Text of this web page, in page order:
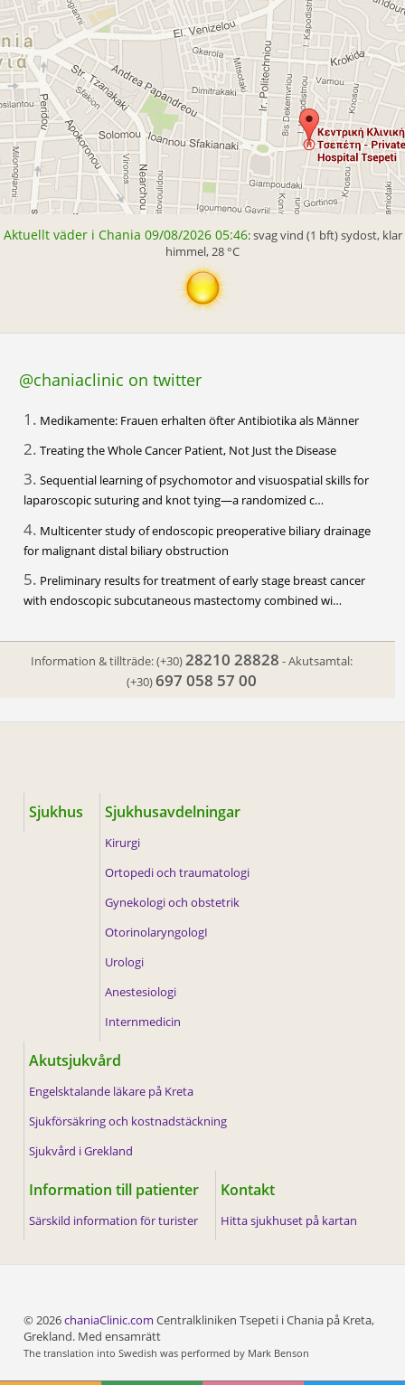
Aktuellt väder i Chania 09/08/2026 05:46: svag vind (1 bft) sydost, klar
himmel, 28 °C
@chaniaclinic on twitter
1. Medikamente: Frauen erhalten öfter Antibiotika als Männer
2. Treating the Whole Cancer Patient, Not Just the Disease
3. Sequential learning of psychomotor and visuospatial skills for
laparoscopic suturing and knot tying—a randomized c…
4. Multicenter study of endoscopic preoperative biliary drainage
for malignant distal biliary obstruction
5. Preliminary results for treatment of early stage breast cancer
with endoscopic subcutaneous mastectomy combined wi…
Information & tillträde:(+30)28210 28828 - Akutsamtal:
(+30)697 058 57 00
Sjukhus Sjukhusavdelningar
Kirurgi
Ortopedi och traumatologi
Gynekologi och obstetrik
OtorinolaryngologI
Urologi
Anestesiologi
Internmedicin
Akutsjukvård
Engelsktalande läkare på Kreta
Sjukförsäkring och kostnadstäckning
Sjukvård i Grekland
Information till patienter
Särskild information för turister
Kontakt
Hitta sjukhuset på kartan
© 2026chaniaClinic.com Centralkliniken Tsepeti i Chania på Kreta,
Grekland. Med ensamrätt
The translation into Swedish was performed by Mark Benson